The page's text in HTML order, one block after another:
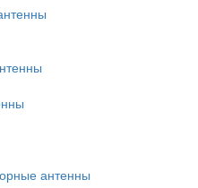
антенны